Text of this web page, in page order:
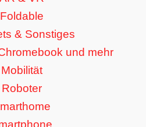
Foldable
& Sonstiges
und mehr
Mobilität
Roboter